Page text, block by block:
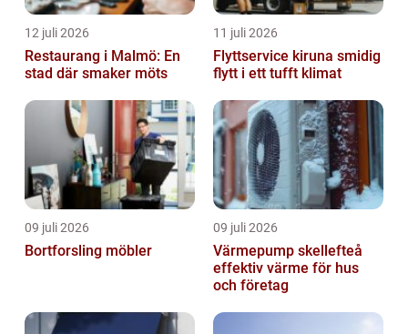
12 juli 2026
Restaurang i Malmö: En
stad där smaker möts
11 juli 2026
Flyttservice kiruna smidig
flytt i ett tufft klimat
09 juli 2026
Bortforsling möbler
09 juli 2026
Värmepump skellefteå
effektiv värme för hus
och företag